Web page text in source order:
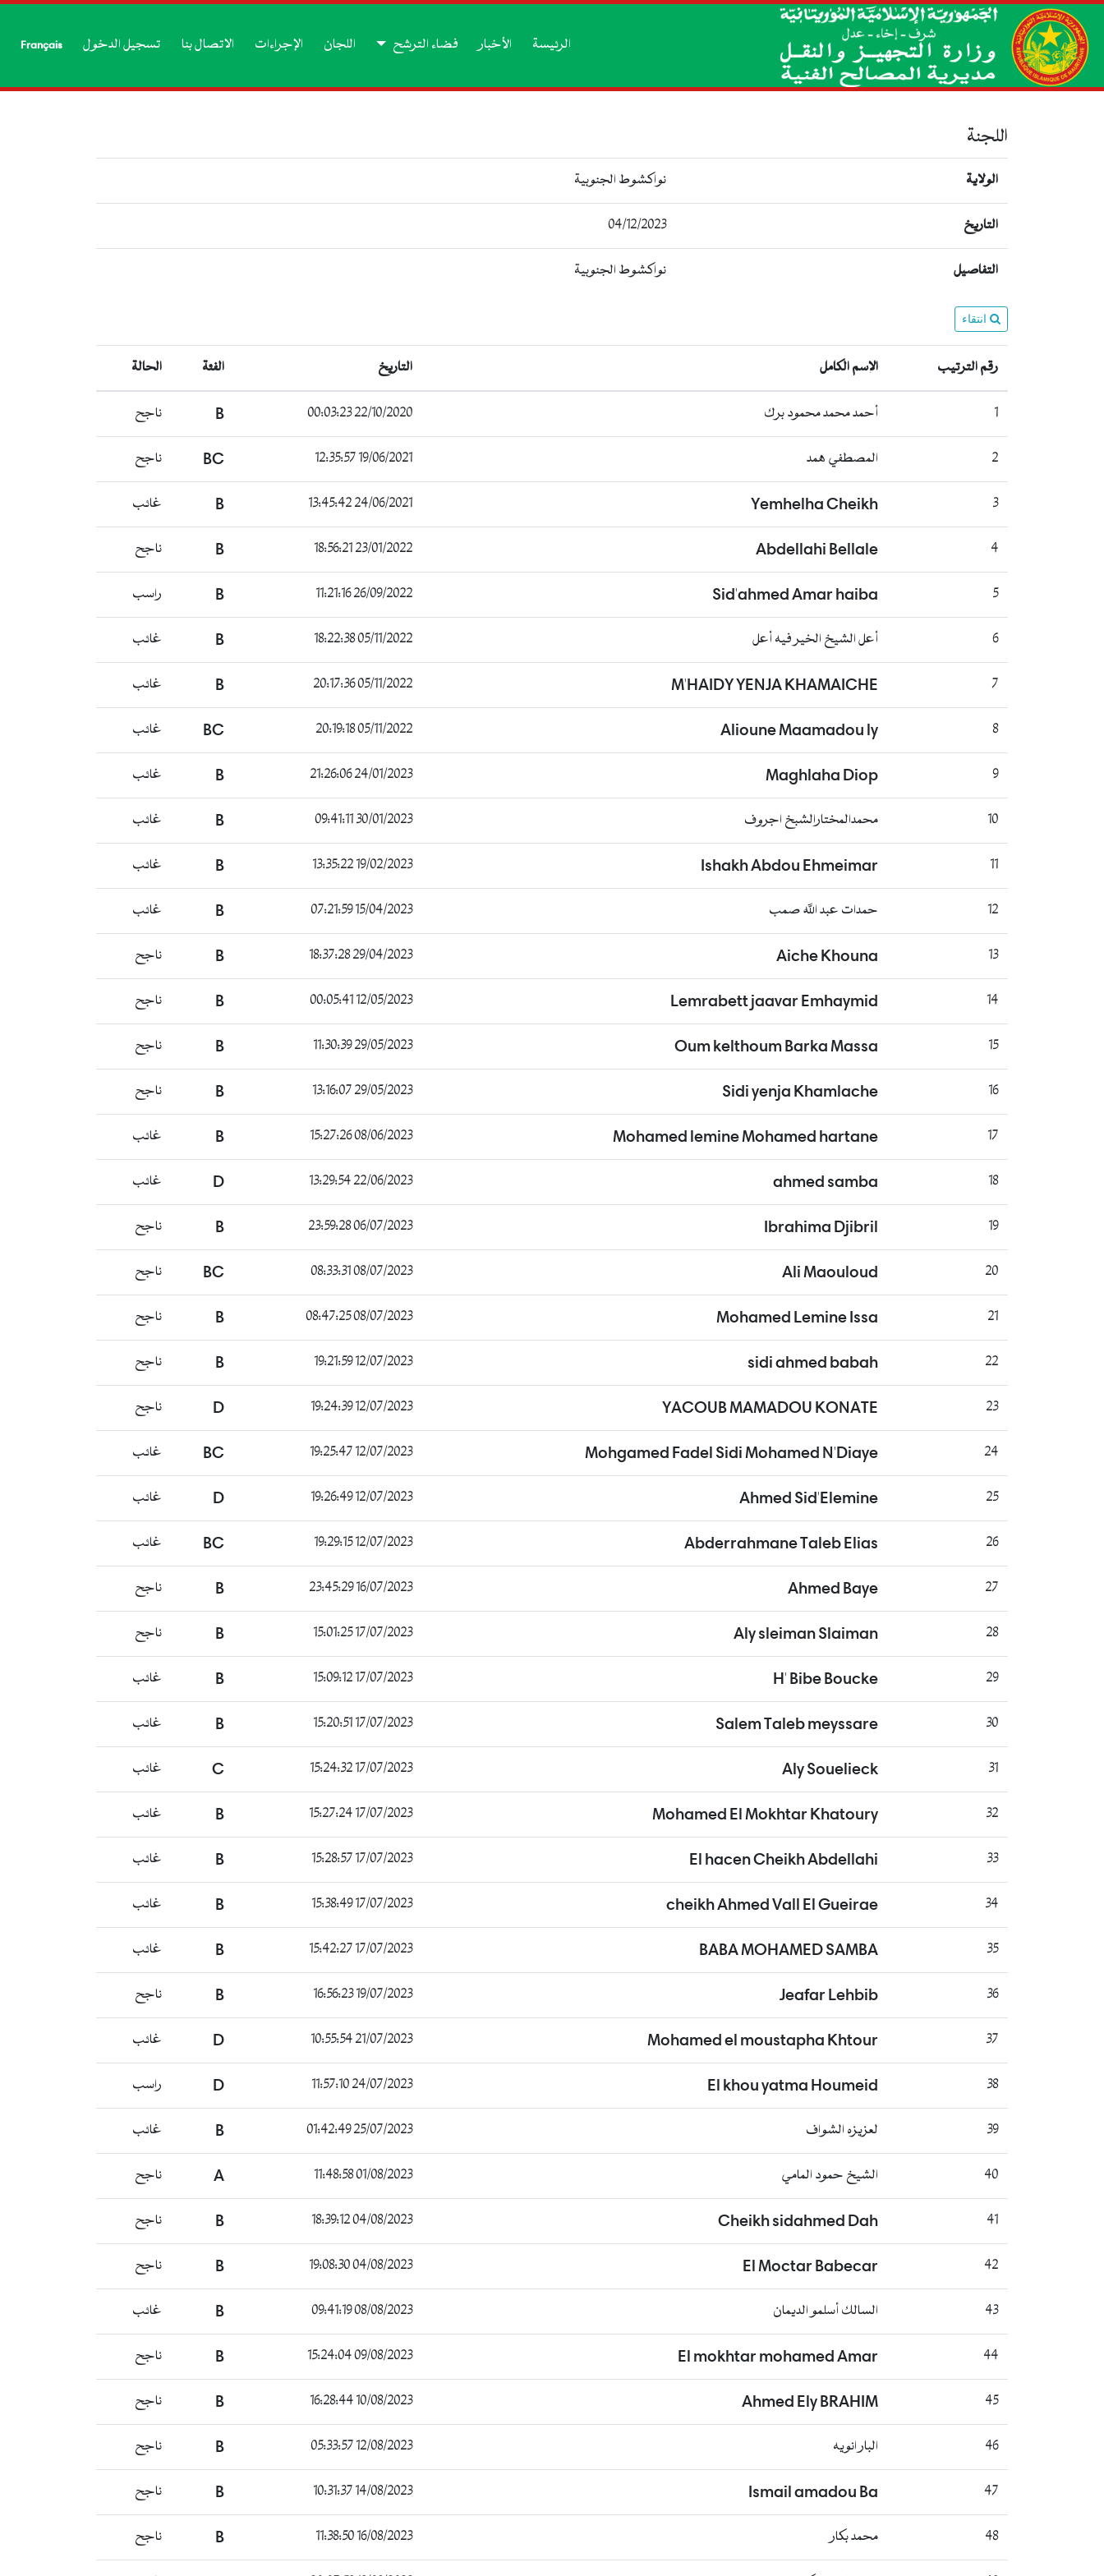
الرئيسة الأخبار فضاء الترشح اللجان الإجراءات الاتصال بنا تسجيل الدخول Français
اللجنة
الولاية نواكشوط الجنوبية
التاريخ 04/12/2023
التفاصيل نواكشوط الجنوبية
انتقاء
رقم الترتيب الإسم الكامل التاريخ الفئة الحالة
1 أحمد محمد محمود برك 22/10/2020 00:03:23
B ناجح
2 المصطفي همد 19/06/2021 12:35:57
BC ناجح
3
Yemhelha Cheikh
24/06/2021 13:45:42
B غائب
4
Abdellahi Bellale
23/01/2022 18:56:21
B ناجح
5
Sid'ahmed Amar haiba
26/09/2022 11:21:16
B راسب
6 أعل الشيخ الخير فيه أعل 05/11/2022 18:22:38
B غائب
7
M'HAIDY YENJA KHAMAICHE
05/11/2022 20:17:36
B غائب
8
Alioune Maamadou ly
05/11/2022 20:19:18
BC غائب
9
Maghlaha Diop
24/01/2023 21:26:06
B غائب
10 محمدالمختارالشبخ اجروف 30/01/2023 09:41:11
B غائب
11
Ishakh Abdou Ehmeimar
19/02/2023 13:35:22
B غائب
12 حمدات عبد الله صمب 15/04/2023 07:21:59
B غائب
13
Aiche Khouna
29/04/2023 18:37:28
B ناجح
14
Lemrabett jaavar Emhaymid
12/05/2023 00:05:41
B ناجح
15
Oum kelthoum Barka Massa
29/05/2023 11:30:39
B ناجح
16
Sidi yenja Khamlache
29/05/2023 13:16:07
B ناجح
17
Mohamed lemine Mohamed hartane
08/06/2023 15:27:26
B غائب
18
ahmed samba
22/06/2023 13:29:54
D غائب
19
Ibrahima Djibril
06/07/2023 23:59:28
B ناجح
20
Ali Maouloud
08/07/2023 08:33:31
BC ناجح
21
Mohamed Lemine Issa
08/07/2023 08:47:25
B ناجح
22
sidi ahmed babah
12/07/2023 19:21:59
B ناجح
23
YACOUB MAMADOU KONATE
12/07/2023 19:24:39
D ناجح
24
Mohgamed Fadel Sidi Mohamed N'Diaye
12/07/2023 19:25:47
BC غائب
25
Ahmed Sid'Elemine
12/07/2023 19:26:49
D غائب
26
Abderrahmane Taleb Elias
12/07/2023 19:29:15
BC غائب
27
Ahmed Baye
16/07/2023 23:45:29
B ناجح
28
Aly sleiman Slaiman
17/07/2023 15:01:25
B ناجح
29
H' Bibe Boucke
17/07/2023 15:09:12
B غائب
30
Salem Taleb meyssare
17/07/2023 15:20:51
B غائب
31
Aly Souelieck
17/07/2023 15:24:32
C غائب
32
Mohamed El Mokhtar Khatoury
17/07/2023 15:27:24
B غائب
33
El hacen Cheikh Abdellahi
17/07/2023 15:28:57
B غائب
34
cheikh Ahmed Vall El Gueirae
17/07/2023 15:38:49
B غائب
35
BABA MOHAMED SAMBA
17/07/2023 15:42:27
B غائب
36
Jeafar Lehbib
19/07/2023 16:56:23
B ناجح
37
Mohamed el moustapha Khtour
21/07/2023 10:55:54
D غائب
38
El khou yatma Houmeid
24/07/2023 11:57:10
D راسب
39 لعزيزه الشواف 25/07/2023 01:42:49
B غائب
40 الشيخ حمود المامي 01/08/2023 11:48:58
A ناجح
41
Cheikh sidahmed Dah
04/08/2023 18:39:12
B ناجح
42
El Moctar Babecar
04/08/2023 19:08:30
B ناجح
43 السالك أسلمو الديمان 08/08/2023 09:41:19
B غائب
44
El mokhtar mohamed Amar
09/08/2023 15:24:04
B ناجح
45
Ahmed Ely BRAHIM
10/08/2023 16:28:44
B ناجح
46 البار انويه 12/08/2023 05:33:57
B ناجح
47
Ismail amadou Ba
14/08/2023 10:31:37
B ناجح
48 محمد بكار 16/08/2023 11:38:50
B ناجح